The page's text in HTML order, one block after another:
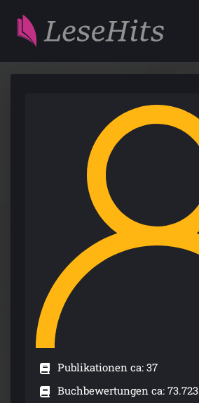
Publikationen ca: 37
Buchbewertungen ca: 73.723